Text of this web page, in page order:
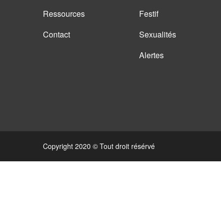
Ressources
Contact
Festif
Sexualités
Alertes
Copyright 2020 © Tout droit résérvé